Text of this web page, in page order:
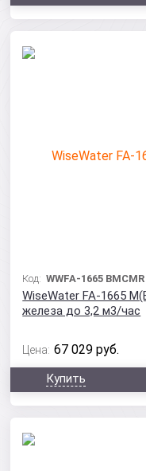
Код:WWFA-1665 BMCMR
WiseWater FA-1665
железа до 3,2 м3/час
Цена: 67 029 руб.
Купить